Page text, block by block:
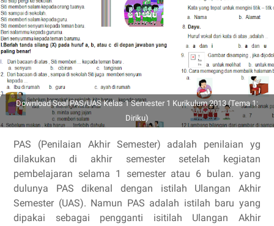
Download Soal PAS/UAS Kelas 1 Semester 1 Kurikulum 2013 (Tema 1:
Diriku)
PAS (Penilaian Akhir Semester) adalah penilaian yg
dilakukan di akhir semester setelah kegiatan
pembelajaran selama 1 semester atau 6 bulan. yang
dulunya PAS dikenal dengan istilah Ulangan Akhir
Semester (UAS). Namun PAS adalah istilah baru yang
dipakai sebagai pengganti isitilah Ulangan Akhir